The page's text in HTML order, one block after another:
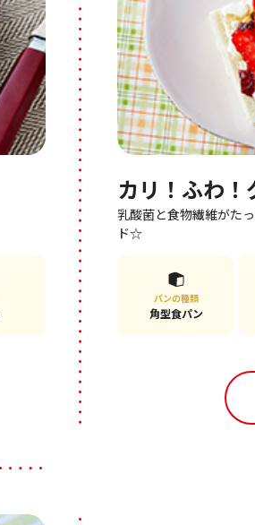
カリ！ふわ
乳酸菌と食物繊維がた
ド☆
パンの種類
角型食パン